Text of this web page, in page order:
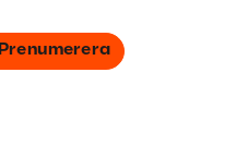
Prenumerera